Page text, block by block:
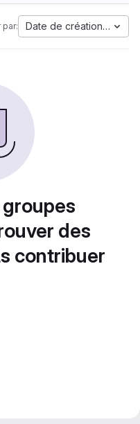
par: Date de création la plus
des
contribuer